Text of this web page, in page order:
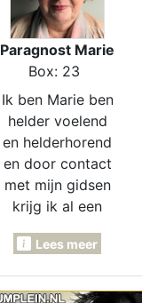
Paragnost Marie
Box: 23
Ik ben Marie ben
helder voelend
en helderhorend
en door contact
met mijn gidsen
krijg ik al een
door van een
situatie, heb een
Lees meer